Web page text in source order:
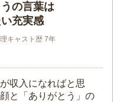
の言葉は
充実感
キャスト歴 7年
収入になればと思
と「ありがとう」の